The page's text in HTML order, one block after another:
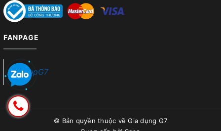
FANPAGE
ShopG7
© Bản quyền thuộc vềGia dụng G7